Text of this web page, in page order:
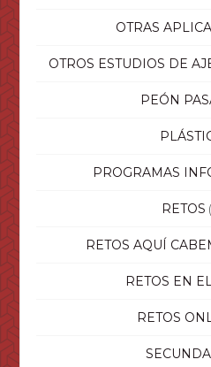
OTRAS
OTROS ESTUDIOS DE
PEÓN
PROGRAMAS
RETOS
RETOS AQUÍ
RETOS EN
RETOS